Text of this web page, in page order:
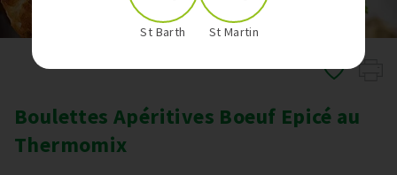
Boulettes Apéritives Boeuf Epicé au
Thermomix
St Barth St Martin